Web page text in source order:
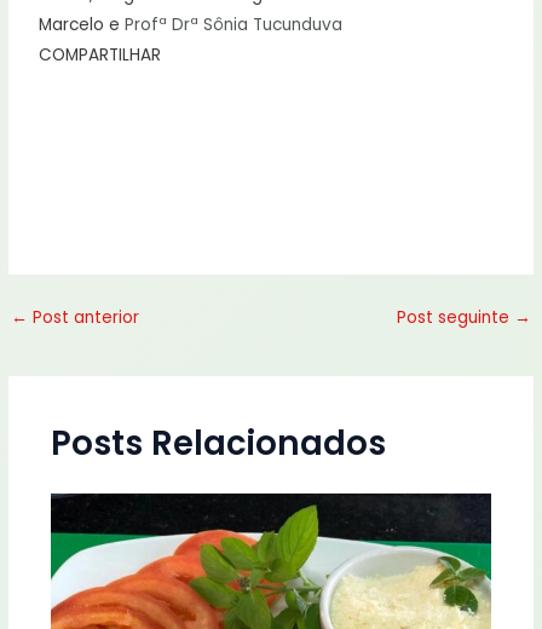
Marcelo eProfª Drª Sônia Tucunduva
COMPARTILHAR
← Post anterior Post seguinte →
Posts Relacionados